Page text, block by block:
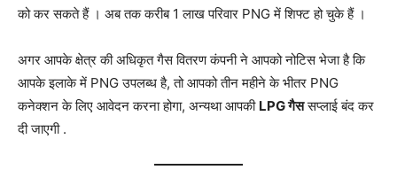
को कर सकते हैं । अब तक करीब 1 लाख परिवार PNG में शिफ्ट हो चुके हैं ।
अगर आपके क्षेत्र की अधिकृत गैस वितरण कंपनी ने आपको नोटिस भेजा है कि
आपके इलाके में PNG उपलब्ध है, तो आपको तीन महीने के भीतर PNG
कनेक्शन के लिए आवेदन करना होगा, अन्यथा आपकी LPG गैससप्लाई बंद कर
दी जाएगी .